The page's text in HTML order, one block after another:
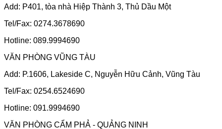
Add: P401, tòa nhà Hiệp Thành 3, Thủ Dầu Một
Tel/Fax: 0274.3678690
Hotline: 089.9994690
VĂN PHÒNG VŨNG TÀU
Add: P.1606, Lakeside C, Nguyễn Hữu Cảnh, Vũng Tàu
Tel/Fax: 0254.6524690
Hotline: 091.9994690
VĂN PHÒNG CẨM PHẢ - QUẢNG NINH